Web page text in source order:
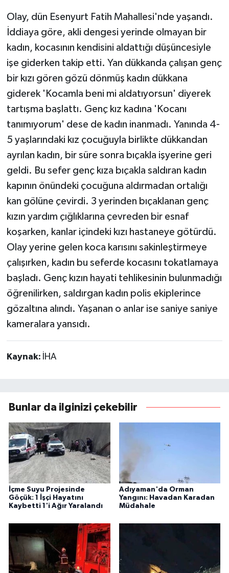
Olay, dün Esenyurt Fatih Mahallesi'nde yaşandı.
İddiaya göre, akli dengesi yerinde olmayan bir
kadın, kocasının kendisini aldattığı düşüncesiyle
işe giderken takip etti. Yan dükkanda çalışan genç
bir kızı gören gözü dönmüş kadın dükkana
giderek 'Kocamla beni mi aldatıyorsun' diyerek
tartışma başlattı. Genç kız kadına 'Kocanı
tanımıyorum' dese de kadın inanmadı. Yanında 4-
5 yaşlarındaki kız çocuğuyla birlikte dükkandan
ayrılan kadın, bir süre sonra bıçakla işyerine geri
geldi. Bu sefer genç kıza bıçakla saldıran kadın
kapının önündeki çocuğuna aldırmadan ortalığı
kan gölüne çevirdi. 3 yerinden bıçaklanan genç
kızın yardım çığlıklarına çevreden bir esnaf
koşarken, kanlar içindeki kızı hastaneye götürdü.
Olay yerine gelen koca karısını sakinleştirmeye
çalışırken, kadın bu seferde kocasını tokatlamaya
başladı. Genç kızın hayati tehlikesinin bulunmadığı
öğrenilirken, saldırgan kadın polis ekiplerince
gözaltına alındı. Yaşanan o anlar ise saniye saniye
kameralara yansıdı.
Kaynak: İHA
Bunlar da ilginizi çekebilir
İçme Suyu Projesinde
Göçük: 1 İşçi Hayatını
Kaybetti 1'i Ağır Yaralandı
Adıyaman'da Orman
Yangını: Havadan Karadan
Müdahale